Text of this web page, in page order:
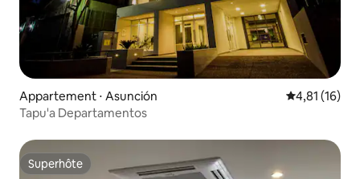
Appartement ⋅ Asunción Évaluation
4,81 (16)
Tapu'a Departamentos
Superhôte
Superhôte